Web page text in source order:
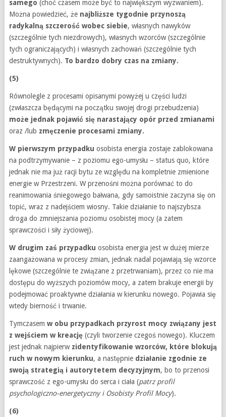
samego (choć czasem może być to największym wyzwaniem).
Można powiedzieć, że najbliższe tygodnie przynoszą
radykalną szczerość wobec siebie, własnych nawyków
(szczególnie tych niezdrowych), własnych wzorców (szczególnie
tych ograniczających) i własnych zachowań (szczególnie tych
destruktywnych). To bardzo dobry czas na zmiany.
(5)
Równolegle z procesami opisanymi powyżej u części ludzi
(zwłaszcza będącymi na początku swojej drogi przebudzenia)
może jednak pojawić się narastający opór przed zmianami
oraz /lub zmęczenie procesami zmiany.
W pierwszym przypadku osobista energia zostaje zablokowana
na podtrzymywanie – z poziomu ego-umysłu – status quo, które
jednak nie ma już racji bytu ze względu na kompletnie zmienione
energie w Przestrzeni. W przenośni można porównać to do
reanimowania śniegowego bałwana, gdy samoistnie zaczyna się on
topić, wraz z nadejściem wiosny. Takie działanie to najszybsza
droga do zmniejszania poziomu osobistej mocy (a zatem
sprawczości i siły życiowej).
W drugim zaś przypadku osobista energia jest w dużej mierze
zaangażowana w procesy zmian, jednak nadal pojawiają się wzorce
lękowe (szczególnie te związane z przetrwaniam), przez co nie ma
dostępu do wyższych poziomów mocy, a zatem brakuje energii by
podejmować proaktywne działania w kierunku nowego. Pojawia się
wtedy bierność i trwanie.
Tymczasem w obu przypadkach przyrost mocy związany jest
z wejściem w kreację(czyli tworzenie czegoś nowego). Kluczem
jest jednak najpierw zidentyfikowanie wzorców, które blokują
ruch w nowym kierunku, a następnie działanie zgodnie ze
swoją strategią i autorytetem decyzyjnym, bo to przenosi
sprawczość z ego-umysłu do serca i ciała (patrz profil
psychologiczno-energetyczny i Osobisty Profil Mocy).
(6)